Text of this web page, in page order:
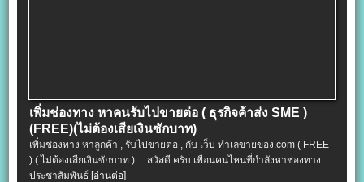
เพิ่มช่องทาง หาคนรับไปขายต่อ ( ธุรกิจค้าส่ง SME )
(FREE)(ไม่ต้องเสียเงินซักบาท)
เพิ่มช่องทาง หาลูกค้า , รับไปขายต่อ , กับ เว็บ ทำเลขายของ.com ( FREE
) ( ไม่ต้องเสียเงินซักบาท ) สวัสดี ครับ เพื่อนคนไหนที่กำลังหาช่องทาง
ประชาสัมพันธ์[อ่านต่อ]